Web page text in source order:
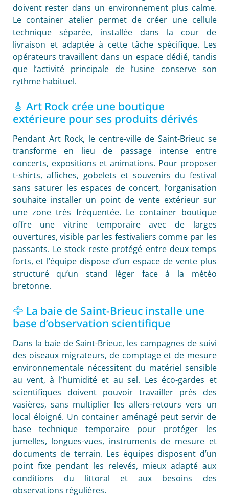
doivent rester dans un environnement plus calme.
Le container atelier permet de créer une cellule
technique séparée, installée dans la cour de
livraison et adaptée à cette tâche spécifique. Les
opérateurs travaillent dans un espace dédié, tandis
que l’activité principale de l’usine conserve son
rythme habituel.
🎸 Art Rock crée une boutique
extérieure pour ses produits dérivés
Pendant Art Rock, le centre-ville de Saint-Brieuc se
transforme en lieu de passage intense entre
concerts, expositions et animations. Pour proposer
t-shirts, affiches, gobelets et souvenirs du festival
sans saturer les espaces de concert, l’organisation
souhaite installer un point de vente extérieur sur
une zone très fréquentée. Le container boutique
offre une vitrine temporaire avec de larges
ouvertures, visible par les festivaliers comme par les
passants. Le stock reste protégé entre deux temps
forts, et l’équipe dispose d’un espace de vente plus
structuré qu’un stand léger face à la météo
bretonne.
🦅 La baie de Saint-Brieuc installe une
base d’observation scientifique
Dans la baie de Saint-Brieuc, les campagnes de suivi
des oiseaux migrateurs, de comptage et de mesure
environnementale nécessitent du matériel sensible
au vent, à l’humidité et au sel. Les éco-gardes et
scientifiques doivent pouvoir travailler près des
vasières, sans multiplier les allers-retours vers un
local éloigné. Un container aménagé peut servir de
base technique temporaire pour protéger les
jumelles, longues-vues, instruments de mesure et
documents de terrain. Les équipes disposent d’un
point fixe pendant les relevés, mieux adapté aux
conditions du littoral et aux besoins des
observations régulières.